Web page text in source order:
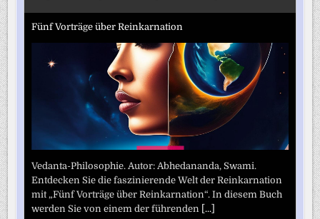
Fünf Vorträge über Reinkarnation
Vedanta-Philosophie. Autor: Abhedananda, Swami.
Entdecken Sie die faszinierende Welt der Reinkarnation
mit „Fünf Vorträge über Reinkarnation“. In diesem Buch
werden Sie von einem der führenden
[...]